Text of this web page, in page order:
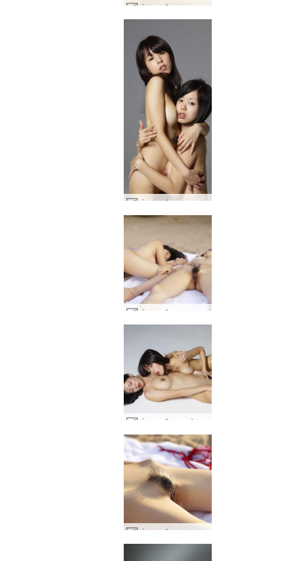
कोनाटा और लुलु कामुक सुशी #24
कोनाटा और लुलु जापान में बने हैं #28
कोनाटा और लुलु नग्न समुद्र तट #29